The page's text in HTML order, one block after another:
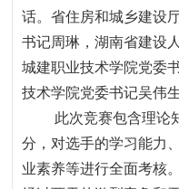
话。省住房和城乡建设
书记周琳，湖南省建设
城建职业技术学院党委
技术学院党委书记吴伟
此次竞赛包含理论
分，对选手的学习能力
业素养等进行全面考核